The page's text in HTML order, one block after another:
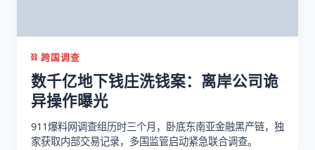
⛓️ 跨国调查
数千亿地下钱庄洗钱案：离岸公司诡
异操作曝光
911爆料网调查组历时三个月，卧底东南亚金融黑产链，独
家获取内部交易记录，多国监管启动紧急联合调查。